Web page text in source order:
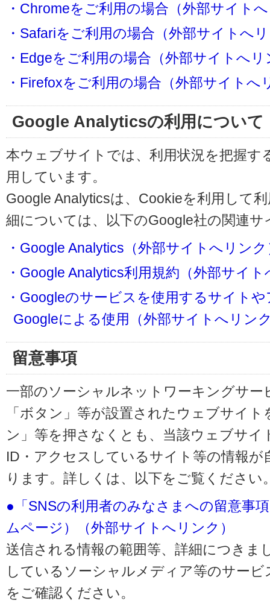
・Chromeをご利用の場合（外部サイト
・Safariをご利用の場合（外部サイトへ
・Edgeをご利用の場合（外部サイトへリ
・Firefoxをご利用の場合（外部サイトへ
Google Analyticsの利用について
本ウェブサイトでは、利用状況を把握す
用しています。
Google Analyticsは、Cookieを利用して
細については、以下のGoogle社の関連
・Google Analytics（外部サイトへリンク
・Google Analytics利用規約（外部サイ
・Googleのサービスを使用するサイト
Googleによる使用（外部サイトへリン
留意事項
一部のソーシャルネットワーキングサー
「ボタン」等が設置されたウェブサイ
ン」等を押さなくとも、当該ウェブサイ
ID・アクセスしているサイト等の情報
ります。詳しくは、以下をご覧ください
●「SNSの利用者のみなさまへの留意事
ムページ）（外部サイトへリンク）
送信される情報の範囲等、詳細につきま
しているソーシャルメディア等のサー
をご確認ください。